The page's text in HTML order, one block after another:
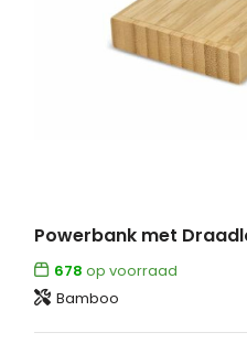
678 op voorraad
Bamboo